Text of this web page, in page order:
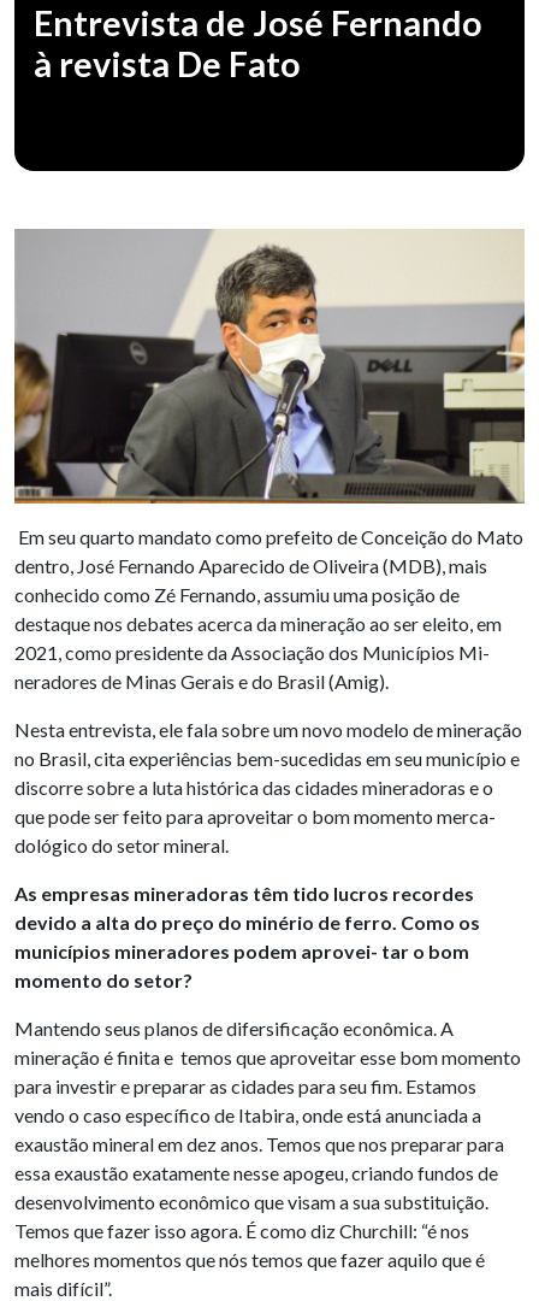
Entrevista de José Fernando
à revista De Fato
Em seu quarto mandato como prefeito de Conceição do Mato
dentro, José Fernando Aparecido de Oliveira (MDB), mais
conhecido como Zé Fernando, assumiu uma posição de
destaque nos debates acerca da mineração ao ser eleito, em
2021, como presidente da Associação dos Municípios Mi-
neradores de Minas Gerais e do Brasil (Amig).
Nesta entrevista, ele fala sobre um novo modelo de mineração
no Brasil, cita experiências bem-sucedidas em seu município e
discorre sobre a luta histórica das cidades mineradoras e o
que pode ser feito para aproveitar o bom momento merca-
dológico do setor mineral.
As empresas mineradoras têm tido lucros recordes
devido a alta do preço do minério de ferro. Como os
municípios mineradores podem aprovei- tar o bom
momento do setor?
Mantendo seus planos de difersificação econômica. A
mineração é finita e temos que aproveitar esse bom momento
para investir e preparar as cidades para seu fim. Estamos
vendo o caso específico de Itabira, onde está anunciada a
exaustão mineral em dez anos. Temos que nos preparar para
essa exaustão exatamente nesse apogeu, criando fundos de
desenvolvimento econômico que visam a sua substituição.
Temos que fazer isso agora. É como diz Churchill: “é nos
melhores momentos que nós temos que fazer aquilo que é
mais difícil”.